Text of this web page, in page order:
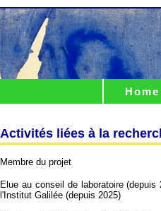
Home
Activités liées à la
Membre du projet
Elue au conseil de laboratoire
l'Institut Galilée (depuis 2025)